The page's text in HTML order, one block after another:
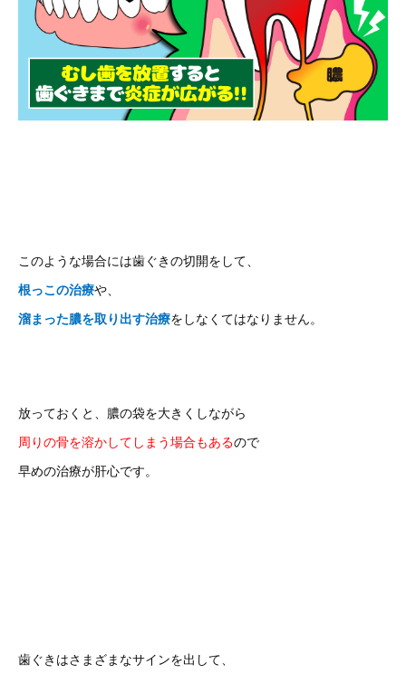
このような場合には歯ぐきの切開をして、
根っこの治療や、
溜まった膿を取り出す治療をしなくてはなりません。
放っておくと、膿の袋を大きくしながら
周りの骨を溶かしてしまう場合もあるので
早めの治療が肝心です。
歯ぐきはさまざまなサインを出して、